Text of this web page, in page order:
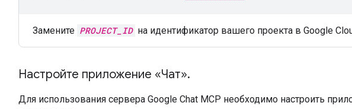
Замените PROJECT_ID на идентификатор вашего проекта в Google
Настройте приложение «Чат».
Для использования сервера Google Chat MCP необходимо настроить